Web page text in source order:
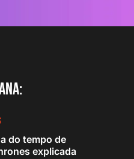
do tempo de
explicada